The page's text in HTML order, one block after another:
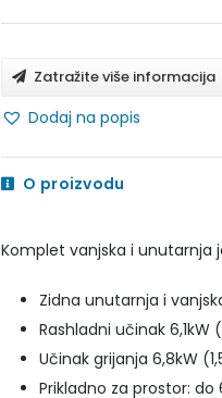
STANDARD
INVERTER
MSZ-
HR60VFK/MUZ-
HR60VF
Zatražite više informacija
Dodaj na popis
O proizvodu
Komplet vanjska i unutarnja
Zidna unutarnja i
Rashladni učinak 6,1kW
Učinak grijanja 6,8kW
Prikladno za prostor: do